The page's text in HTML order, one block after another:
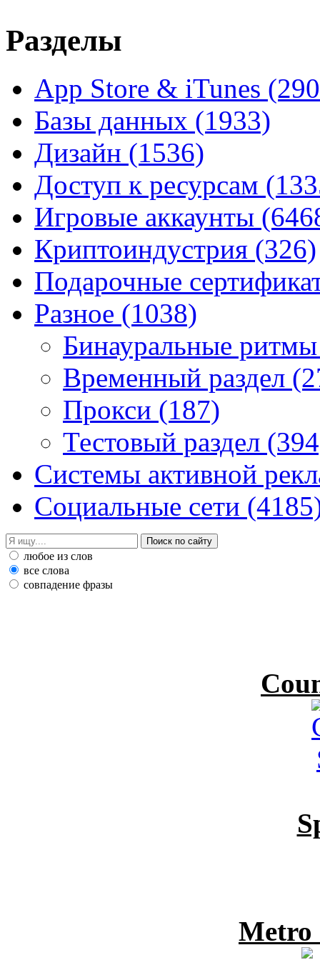
Разделы
App Store & iTunes
Базы данных (1933)
Дизайн (1536)
Доступ к ресурсам
Игровые аккаунты
Криптоиндустрия (326)
Подарочные
Разное (1038)
Бинауральные
Временный раздел
Прокси (187)
Тестовый раздел
Системы активной
Социальные сети
любое из слов
все слова
совпадение фразы
Metro